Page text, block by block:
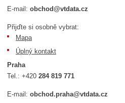
E-mail:obchod@vtdata.cz
Přijďte si osobně vybrat:
Mapa
Úplný kontakt
Praha
Tel.:+420284 819 771
E-mail:obchod.praha@vtdata.cz